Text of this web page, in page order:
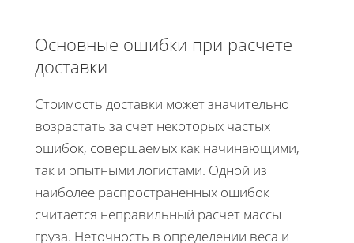
Основные ошибки при расчете
доставки
Стоимость доставки может значительно
возрастать за счет некоторых частых
ошибок, совершаемых как начинающими,
так и опытными логистами. Одной из
наиболее распространенных ошибок
считается неправильный расчёт массы
груза. Неточность в определении веса и